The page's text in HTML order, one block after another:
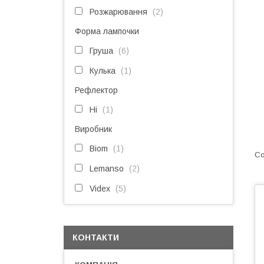
Розжарювання 2
Форма лампочки
Груша 6
Кулька 1
Рефлектор
Ні 1
Виробник
Biom 1
Lemanso 2
Videx 5
КОНТАКТИ